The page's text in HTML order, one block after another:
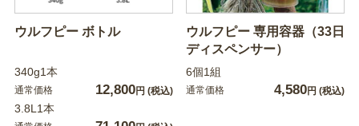
ウルフピー ボトル
340g1本
通常価格 12,800円 (税込)
3.8L1本
ウルフピー 専用容器（33日
ディスペンサー）
6個1組
通常価格 4,580円 (税込)